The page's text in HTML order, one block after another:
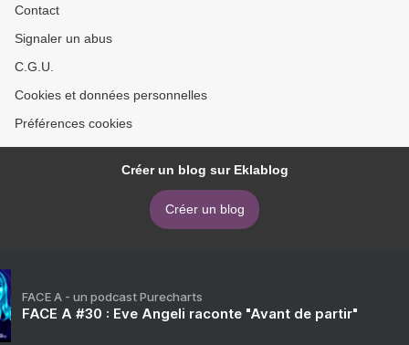
Contact
Signaler un abus
C.G.U.
Cookies et données personnelles
Préférences cookies
Créer un blog sur Eklablog
Créer un blog
FACE A - un podcast Purecharts
FACE A #30 : Eve Angeli raconte "Avant de partir"